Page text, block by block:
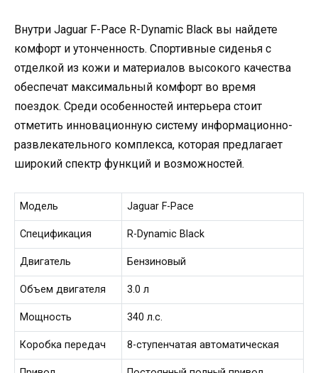
Внутри Jaguar F-Pace R-Dynamic Black вы найдете
комфорт и утонченность. Спортивные сиденья с
отделкой из кожи и материалов высокого качества
обеспечат максимальный комфорт во время
поездок. Среди особенностей интерьера стоит
отметить инновационную систему информационно-
развлекательного комплекса, которая предлагает
широкий спектр функций и возможностей.
Модель Jaguar F-Pace
Спецификация R-Dynamic Black
Двигатель Бензиновый
Объем двигателя 3.0 л
Мощность 340 л.с.
Коробка передач 8-ступенчатая автоматическая